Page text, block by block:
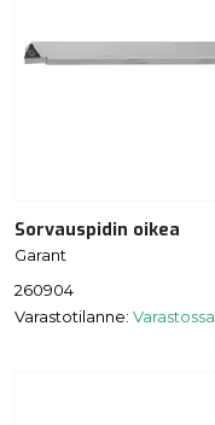
Sorvauspidin oikea
Garant
260904
Varastotilanne: Varastossa